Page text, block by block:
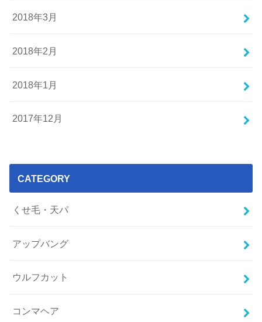
2018年3月
2018年2月
2018年1月
2017年12月
CATEGORY
くせ毛・天パ
アップバング
ウルフカット
コンマヘア